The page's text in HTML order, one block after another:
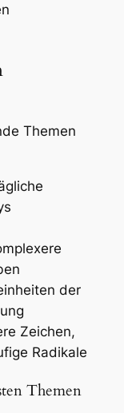
Themen
der
Zeichen,
Radikale
Themen